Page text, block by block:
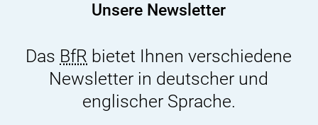
Unsere Newsletter
Das BfR bietet Ihnen verschiedene
Newsletter in deutscher und
englischer Sprache.